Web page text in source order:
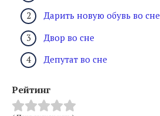
Дарить новую обувь во сне
Двор во сне
Депутат во сне
Рейтинг